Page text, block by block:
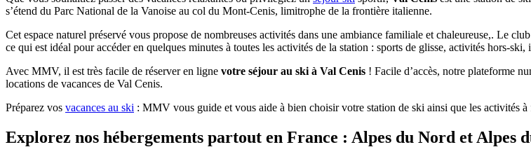
s’étend du Parc National de la Vanoise au col du Mont-Cenis, limitrophe de la frontière italienne.
Cet espace naturel préservé vous propose de nombreuses activités dans une ambiance familiale et chaleureuse,. Le
ce qui est idéal pour accéder en quelques minutes à toutes les activités de la station : sports de glisse, activités hors-
Avec MMV, il est très facile de réserver en ligne votre séjour au ski à Val Cenis ! Facile d’accès, notre plateforme
locations de vacances de Val Cenis.
Préparez vos vacances au ski : MMV vous guide et vous aide à bien choisir votre station de ski ainsi que les activités à
Explorez nos hébergements partout en France : Alpes du Nord et Alpes